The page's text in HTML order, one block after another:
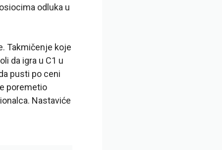
odluka u
Takmičenje koje
da igra u C1 u
pusti po ceni
poremetio
Nastaviće